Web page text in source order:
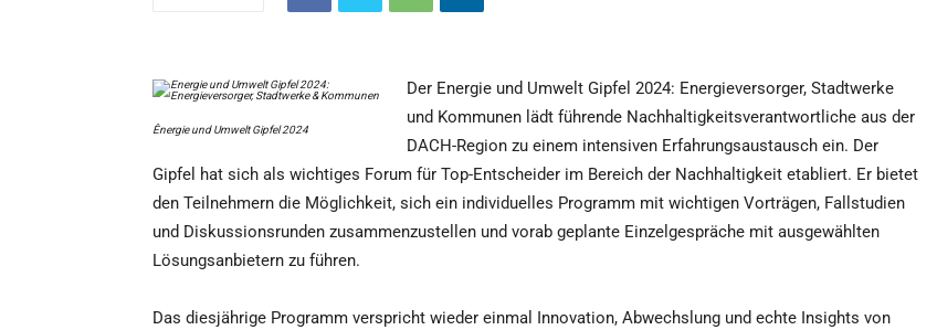
Ênergie und Umwelt Gipfel 2024
Der Energie und Umwelt Gipfel 2024: Energieversorger, Stadtwerke
und Kommunen lädt führende Nachhaltigkeitsverantwortliche aus der
DACH-Region zu einem intensiven Erfahrungsaustausch ein. Der
Gipfel hat sich als wichtiges Forum für Top-Entscheider im Bereich der Nachhaltigkeit etabliert. Er bietet
den Teilnehmern die Möglichkeit, sich ein individuelles Programm mit wichtigen Vorträgen, Fallstudien
und Diskussionsrunden zusammenzustellen und vorab geplante Einzelgespräche mit ausgewählten
Lösungsanbietern zu führen.
Das diesjährige Programm verspricht wieder einmal Innovation, Abwechslung und echte Insights von